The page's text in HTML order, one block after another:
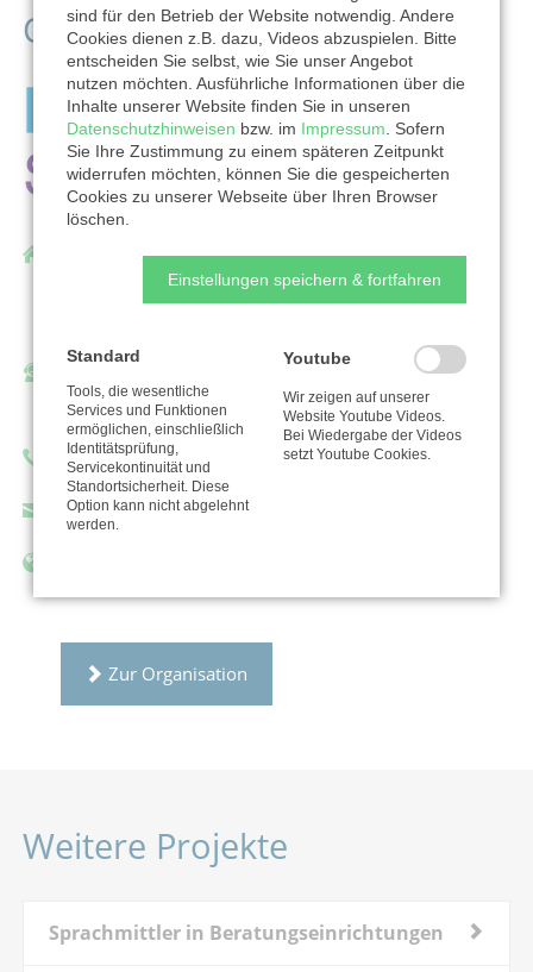
Organisation
Diakonisches Werk an der Saar gGmbH
Rembrandtstraße 17-19
Sabrina Dingert
Telefon: 06821956119
sabrina-dingert@dwsaar.de
Zur Organisation
Weitere Projekte
Sprachmittler in Beratungseinrichtungen
sind für den Betrieb der Website notwendig. Andere
Cookies dienen z.B. dazu, Videos abzuspielen. Bitte
entscheiden Sie selbst, wie Sie unser Angebot
nutzen möchten. Ausführliche Informationen über die
Inhalte unserer Website finden Sie in unseren
Datenschutzhinweisen bzw. im Impressum . Sofern
Sie Ihre Zustimmung zu einem späteren Zeitpunkt
widerrufen möchten, können Sie die gespeicherten
Cookies zu unserer Webseite über Ihren Browser
löschen.
Einstellungen speichern & fortfahren
Standard
Tools, die wesentliche
Services und Funktionen
ermöglichen, einschließlich
Identitätsprüfung,
Servicekontinuität und
Standortsicherheit. Diese
Option kann nicht abgelehnt
werden.
Youtube
Wir zeigen auf unserer
Website Youtube Videos.
Bei Wiedergabe der Videos
setzt Youtube Cookies.